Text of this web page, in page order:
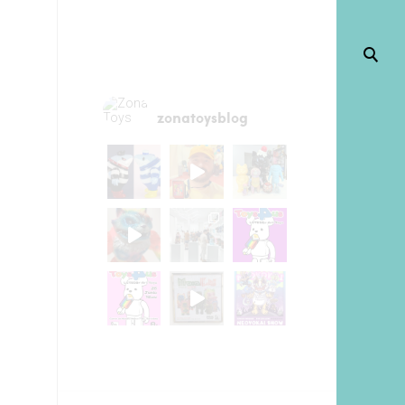
zonatoysblog